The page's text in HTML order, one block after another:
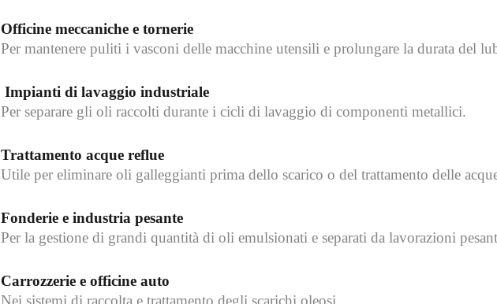
Officine meccaniche e tornerie
Per mantenere puliti i vasconi delle macchine utensili e prolungare la durata del
Impianti di lavaggio industriale
Per separare gli oli raccolti durante i cicli di lavaggio di componenti metallici.
Trattamento acque reflue
Utile per eliminare oli galleggianti prima dello scarico o del trattamento delle
Fonderie e industria pesante
Per la gestione di grandi quantità di oli emulsionati e separati da lavorazioni
Carrozzerie e officine auto
Nei sistemi di raccolta e trattamento degli scarichi oleosi.